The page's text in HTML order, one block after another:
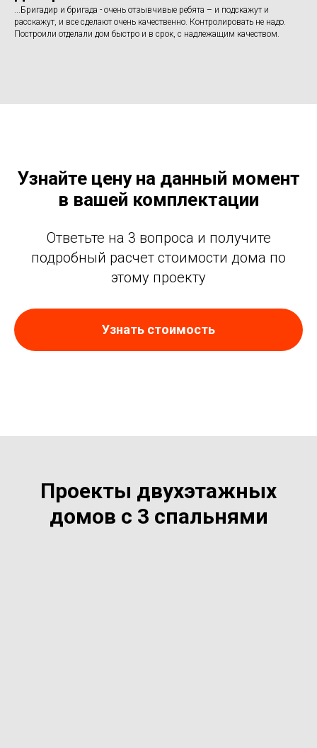
...Бригадир и бригада - очень отзывчивые ребята – и подскажут и
расскажут, и все сделают очень качественно. Контролировать не надо.
Построили отделали дом быстро и в срок, с надлежащим качеством.
Узнайте цену на данный момент
в вашей комплектации
Ответьте на 3 вопроса и получите
подробный расчет стоимости дома по
этому проекту
Узнать стоимость
Проекты двухэтажных
домов с 3 спальнями